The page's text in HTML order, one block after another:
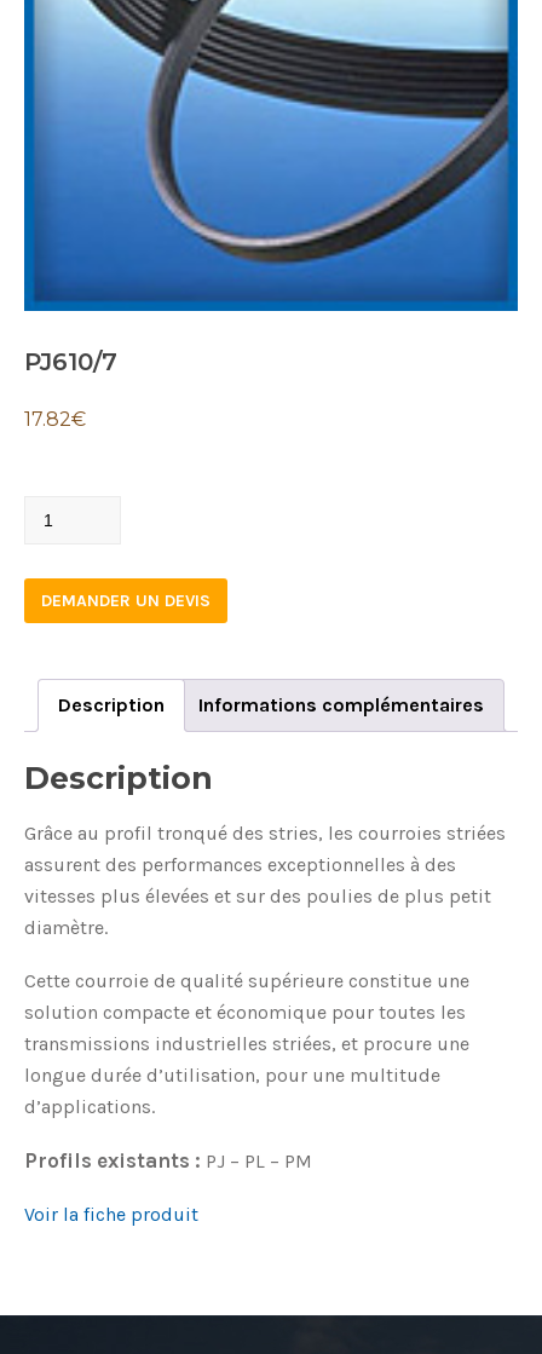
PJ610/7
17.82€
PJ610/7
DEMANDER UN DEVIS
Description Informations complémentaires
Description
Grâce au profil tronqué des stries, les courroies striées
assurent des performances exceptionnelles à des
vitesses plus élevées et sur des poulies de plus petit
diamètre.
Cette courroie de qualité supérieure constitue une
solution compacte et économique pour toutes les
transmissions industrielles striées, et procure une
longue durée d’utilisation, pour une multitude
d’applications.
Profils existants : PJ – PL – PM
Voir la fiche produit